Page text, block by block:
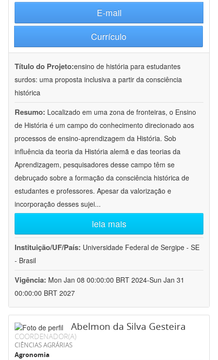
E-mail
Currículo
Título do Projeto:ensino de história para estudantes
surdos: uma proposta inclusiva a partir da consciência
histórica
Resumo: Localizado em uma zona de fronteiras, o Ensino
de História é um campo do conhecimento direcionado aos
processos de ensino-aprendizagem da História. Sob
influência da teoria da História alemã e das teorias da
Aprendizagem, pesquisadores desse campo têm se
debruçado sobre a formação da consciência histórica de
estudantes e professores. Apesar da valorização e
incorporação desses sujei...
leia mais
Instituição/UF/País: Universidade Federal de Sergipe - SE
- Brasil
Vigência: Mon Jan 08 00:00:00 BRT 2024-Sun Jan 31
00:00:00 BRT 2027
Abelmon da Silva Gesteira
COORDENADOR(A)
CIÊNCIAS AGRÁRIAS
Agronomia